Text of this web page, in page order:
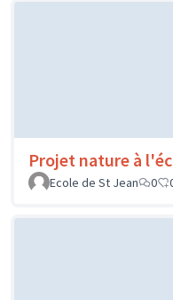
Projet nature à
Ecole de St Jean
0